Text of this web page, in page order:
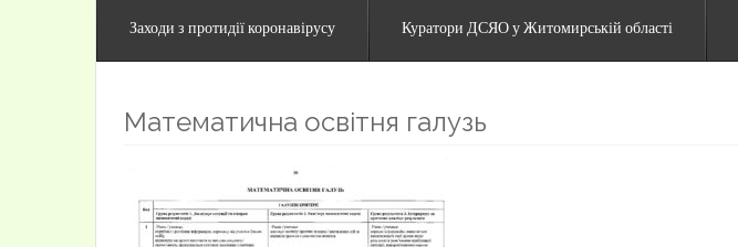
Заходи з протидії коронавірусу Куратори ДСЯО у Житомирській області
Математична освітня галузь